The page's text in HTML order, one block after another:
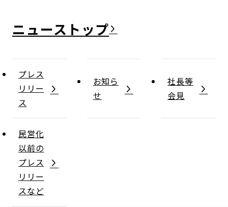
ニュース
プレス
リリー
ス
お知ら
せ
社長等
会見
民営化
以前の
プレス
リリー
スなど